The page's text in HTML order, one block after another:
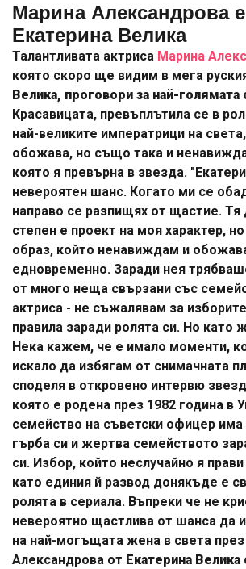
Марина Александрова
Екатерина Велика
Талантливата актриса Марина
която скоро ще видим в мега
Велика, проговори за най-голямата
Красавицата, превъплътила се в
най-великите императрици на
обожава, но също така и
която я превърна в звезда.
невероятен шанс. Когато ми се
направо се разпищях от щастие. Тя
степен е проект на моя характер,
образ, който ненавиждам и
едновременно. Заради нея
от много неща свързани със
актриса - не съжалявам за
правила заради ролята си. Но като
Нека кажем, че е имало моменти,
искало да избягам от снимачната
споделя в откровено интервю
която е родена през 1982 година в
семейство на съветски офицер има
гърба си и жертва семейството
си. Избор, който неслучайно я
като единия й развод донякъде е
ролята в сериала. Въпреки че не
невероятно щастлива от шанса да
на най-могъщата жена в света
Александрова от Екатерина Велика